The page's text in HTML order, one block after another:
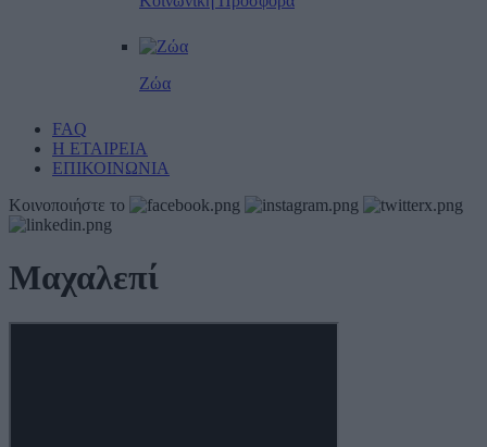
Ζώα
FAQ
Η ΕΤΑΙΡΕΙΑ
ΕΠΙΚΟΙΝΩΝΙΑ
Κοινοποιήστε το
Μαχαλεπί